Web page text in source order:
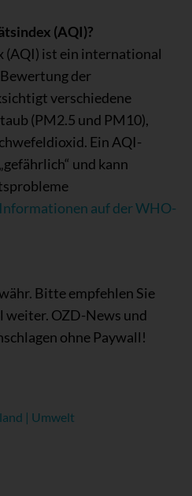
(AQI)?
ist ein international
der
verschiedene
(PM2.5 und PM10),
Ein AQI-
und kann
auf der WHO-
Bitte empfehlen Sie
weiter. OZD-News und
ohne Paywall!
| Umwelt